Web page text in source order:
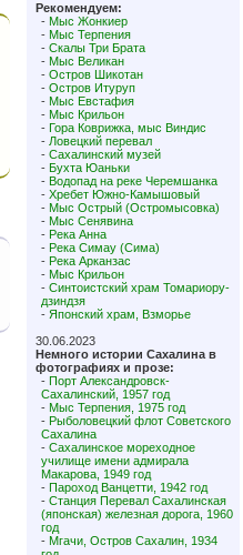
Рекомендуем:
- Мыс Жонкиер
- Мыс Терпения
- Скалы Три Брата
- Мыс Великан
- Остров Шикотан
- Остров Итуруп
- Мыс Евстафия
- Мыс Крильон
- Гора Коврижка, мыс Виндис
- Ловецкий перевал
- Сахалинский музей
- Бухта Юаньки
- Водопад на реке Черемшанка
- Хребет Южно-Камышовый
- Мыс Острый (Остромысовка)
- Мыс Сенявина
- Река Анна
- Река Симау (Сима)
- Река Арканзас
- Мыс Крильон
- Синтоистский храм Томариору-
дзиндзя
- Японский храм, Взморье
30.06.2023
Немного истории Сахалина в
фотографиях и прозе:
- Порт Александровск-
Сахалинский, 1957 год
- Мыс Терпения, 1975 год
- Рыболовецкий флот Советского
Сахалина
- Сахалинское мореходное
училище имени адмирала
Макарова, 1949 год
- Пароход Ванцетти, 1942 год
- Станция Перевал Сахалинская
(японская) железная дорога, 1960
год
- Мгачи, Остров Сахалин, 1934